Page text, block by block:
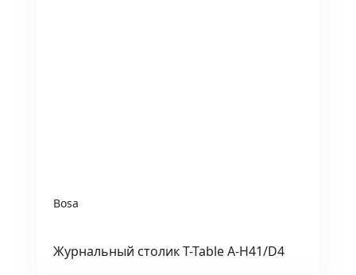
Bosa
Журнальный столик T-Table A-H41/D4